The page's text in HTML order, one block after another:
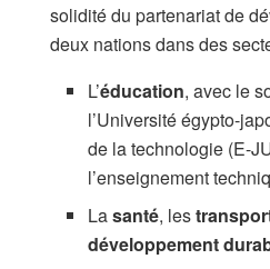
solidité du partenariat de
deux nations dans des
L’éducation, avec le
l’Université égypto-
de la technologie (E-
l’enseignement
Lasanté, les
développement